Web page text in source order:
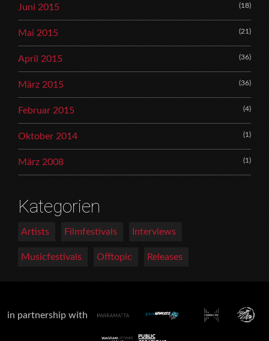
Juni 2015 (18)
Mai 2015 (21)
April 2015 (36)
März 2015 (36)
Februar 2015 (4)
Oktober 2014 (1)
März 2008 (1)
Kategorien
Artists Filmfestivals Interviews
Musicfestivals Offtopic Releases
in partnership with